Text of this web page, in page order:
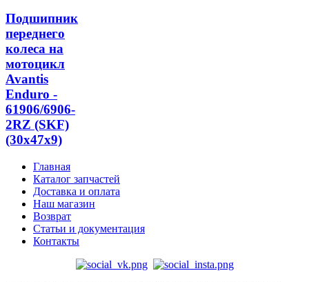
Подшипник
переднего
колеса на
мотоцикл
Avantis
Enduro -
61906/6906-
2RZ (SKF)
(30x47x9)
Главная
Каталог запчастей
Доставка и оплата
Наш магазин
Возврат
Статьи и документация
Контакты